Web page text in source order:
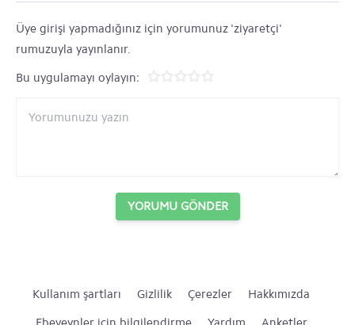
Üye girişi yapmadığınız için yorumunuz 'ziyaretçi'
rumuzuyla yayınlanır.
Bu uygulamayı oylayın:
YORUMU GÖNDER
Kullanım şartları Gizlilik Çerezler
Hakkımızda